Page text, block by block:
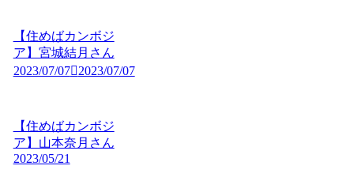
【住めばカンボジ
ア】宮城結月さん
2023/07/07
2023/07/07
【住めばカンボジ
ア】山本奈月さん
2023/05/21